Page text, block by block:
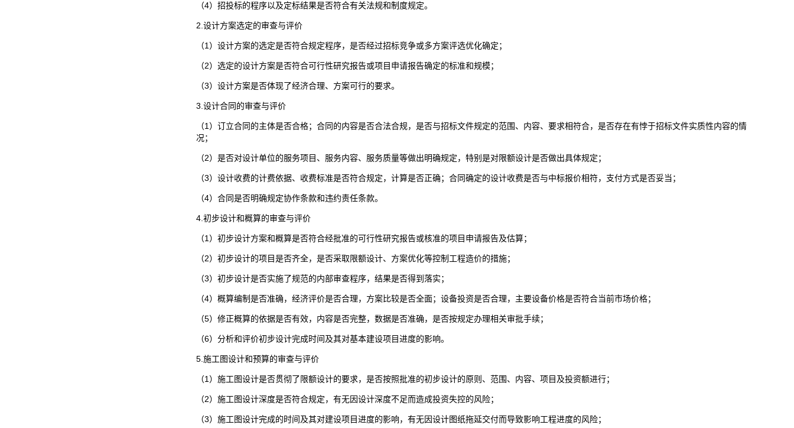
（4）招投标的程序以及定标结果是否符合有关法规和制度规定。
2.设计方案选定的审查与评价
（1）设计方案的选定是否符合规定程序，是否经过招标竞争或多方案评选优化确定；
（2）选定的设计方案是否符合可行性研究报告或项目申请报告确定的标准和规模；
（3）设计方案是否体现了经济合理、方案可行的要求。
3.设计合同的审查与评价
（1）订立合同的主体是否合格；合同的内容是否合法合规，是否与招标文件规定的范围、内容、要求相符合，是否存在有悖于招标文件实质性内容的情
况；
（2）是否对设计单位的服务项目、服务内容、服务质量等做出明确规定，特别是对限额设计是否做出具体规定；
（3）设计收费的计费依据、收费标准是否符合规定，计算是否正确；合同确定的设计收费是否与中标报价相符，支付方式是否妥当；
（4）合同是否明确规定协作条款和违约责任条款。
4.初步设计和概算的审查与评价
（1）初步设计方案和概算是否符合经批准的可行性研究报告或核准的项目申请报告及估算；
（2）初步设计的项目是否齐全，是否采取限额设计、方案优化等控制工程造价的措施；
（3）初步设计是否实施了规范的内部审查程序，结果是否得到落实；
（4）概算编制是否准确，经济评价是否合理，方案比较是否全面；设备投资是否合理，主要设备价格是否符合当前市场价格；
（5）修正概算的依据是否有效，内容是否完整，数据是否准确，是否按规定办理相关审批手续；
（6）分析和评价初步设计完成时间及其对基本建设项目进度的影响。
5.施工图设计和预算的审查与评价
（1）施工图设计是否贯彻了限额设计的要求，是否按照批准的初步设计的原则、范围、内容、项目及投资额进行；
（2）施工图设计深度是否符合规定，有无因设计深度不足而造成投资失控的风险；
（3）施工图设计完成的时间及其对建设项目进度的影响，有无因设计图纸拖延交付而导致影响工程进度的风险；